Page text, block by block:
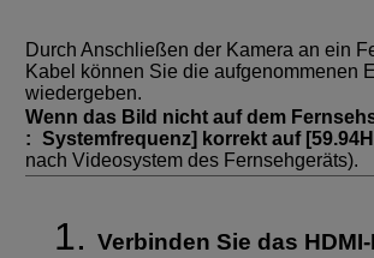
Durch Anschließen der Kamera an ein
Kabel können Sie die aufgenommenen
wiedergeben.
Wenn das Bild nicht auf dem
: Systemfrequenz] korrekt auf [
nach Videosystem des Fernsehgeräts).
Verbinden Sie das